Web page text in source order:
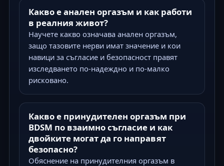
Какво е анален оргазъм и как работи
в реалния живот?
Научете какво означава анален оргазъм,
защо тазовите нерви имат значение и кои
навици за съгласие и безопасност правят
изследването по-надеждно и по-малко
рисковано.
Какво е принудителен оргазъм при
BDSM по взаимно съгласие и как
двойките могат да го направят
безопасно?
Обяснение на принудителния оргазъм в